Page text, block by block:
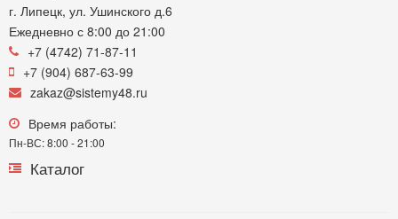
г. Липецк, ул. Ушинского д.6
Ежедневно с 8:00 до 21:00
+7 (4742) 71-87-11
+7 (904) 687-63-99
zakaz@sistemy48.ru
Время работы:
Пн-ВС: 8:00 - 21:00
Каталог